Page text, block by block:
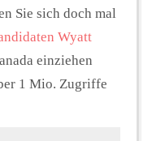
Sie sich doch mal
Wyatt
einziehen
1 Mio. Zugriffe